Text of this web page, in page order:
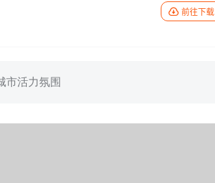
前往下载
市活力氛围